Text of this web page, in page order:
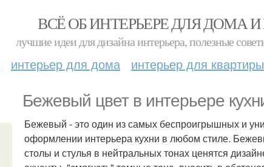
ВСЁ ОБ ИНТЕРЬЕРЕ ДЛЯ ДОМА
лучшие идеи для дизайна интерьера, полезные
интерьер для дома интерьер для квартиры
Бежевый цвет в интерьере
Бежевый - это один из самых беспроигрышных и
оформлении интерьера кухни в любом стиле.
столы и стулья в нейтральных тонах ценятся